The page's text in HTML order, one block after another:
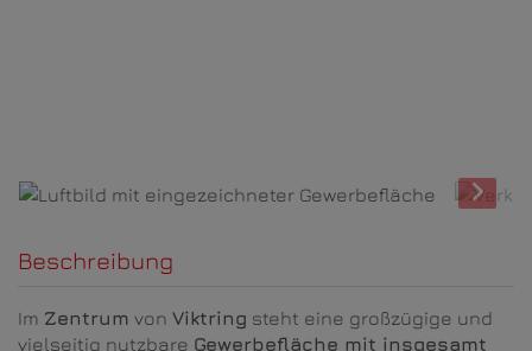
Beschreibung
Im Zentrum von Viktring steht eine großzügige und
vielseitig nutzbare Gewerbefläche mit insgesamt